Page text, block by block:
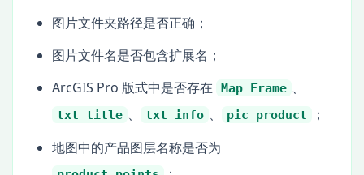
图片文件夹路径是否正确；
图片文件名是否包含扩展名；
ArcGIS Pro 版式中是否存在
Map Frame 、
txt_title 、 txt_info 、 pic_product
；
地图中的产品图层名称是否为